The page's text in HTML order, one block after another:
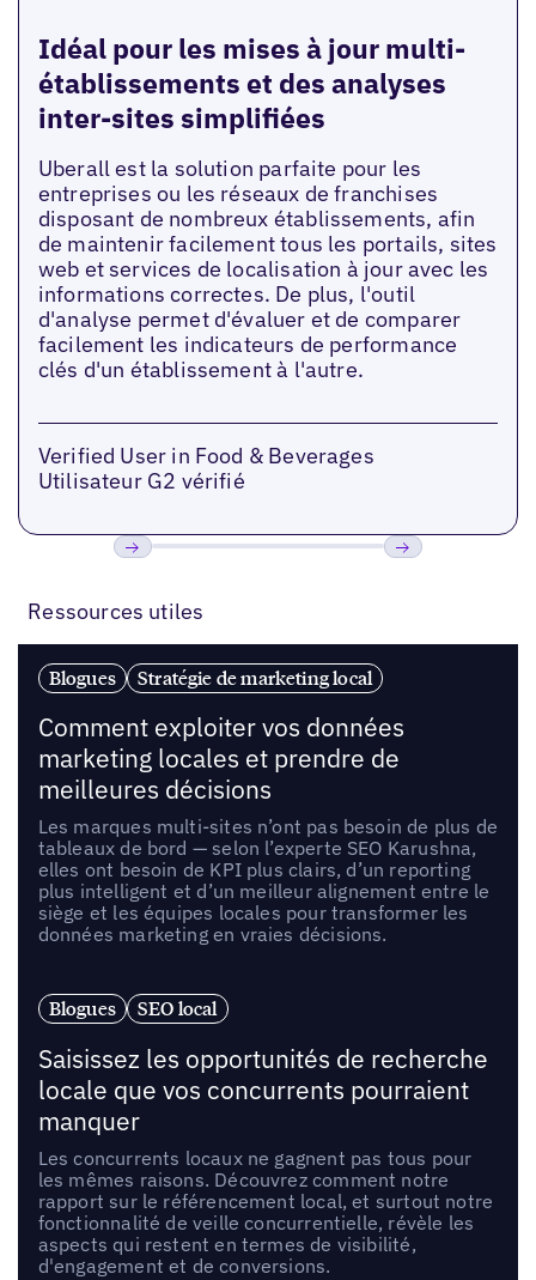
Idéal pour les mises à jour multi-
établissements et des analyses
inter-sites simplifiées
Uberall est la solution parfaite pour les
entreprises ou les réseaux de franchises
disposant de nombreux établissements, afin
de maintenir facilement tous les portails, sites
web et services de localisation à jour avec les
informations correctes. De plus, l'outil
d'analyse permet d'évaluer et de comparer
facilement les indicateurs de performance
clés d'un établissement à l'autre.
Verified User in Food & Beverages
Utilisateur G2 vérifié
Ressources utiles
Blogues Stratégie de marketing local
Comment exploiter vos données
marketing locales et prendre de
meilleures décisions
Les marques multi-sites n’ont pas besoin de plus de
tableaux de bord — selon l’experte SEO Karushna,
elles ont besoin de KPI plus clairs, d’un reporting
plus intelligent et d’un meilleur alignement entre le
siège et les équipes locales pour transformer les
données marketing en vraies décisions.
Blogues SEO local
Saisissez les opportunités de recherche
locale que vos concurrents pourraient
manquer
Les concurrents locaux ne gagnent pas tous pour
les mêmes raisons. Découvrez comment notre
rapport sur le référencement local, et surtout notre
fonctionnalité de veille concurrentielle, révèle les
aspects qui restent en termes de visibilité,
d'engagement et de conversions.